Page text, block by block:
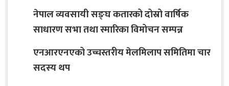
नेपाल व्यवसायी सङ्घ कतारको दोस्रो वार्षिक
साधारण सभा तथा स्मारिका विमोचन सम्पन्न
एनआरएनएको उच्चस्तरीय मेलमिलाप समितिमा चार
सदस्य थप